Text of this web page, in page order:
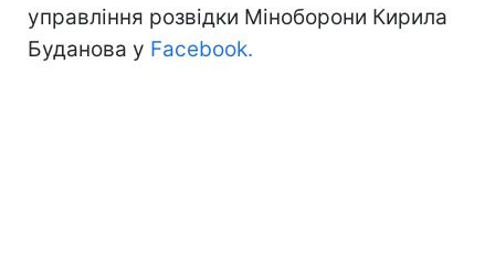
управління розвідки Міноборони Кирила
Буданова у Facebook.